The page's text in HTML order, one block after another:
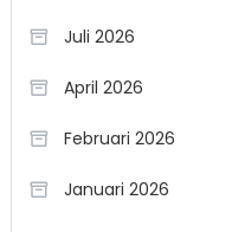
Juli 2026
April 2026
Februari 2026
Januari 2026